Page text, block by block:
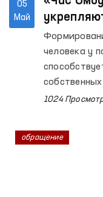
05
Май
учащихся
человека у
системной
1024
обращение